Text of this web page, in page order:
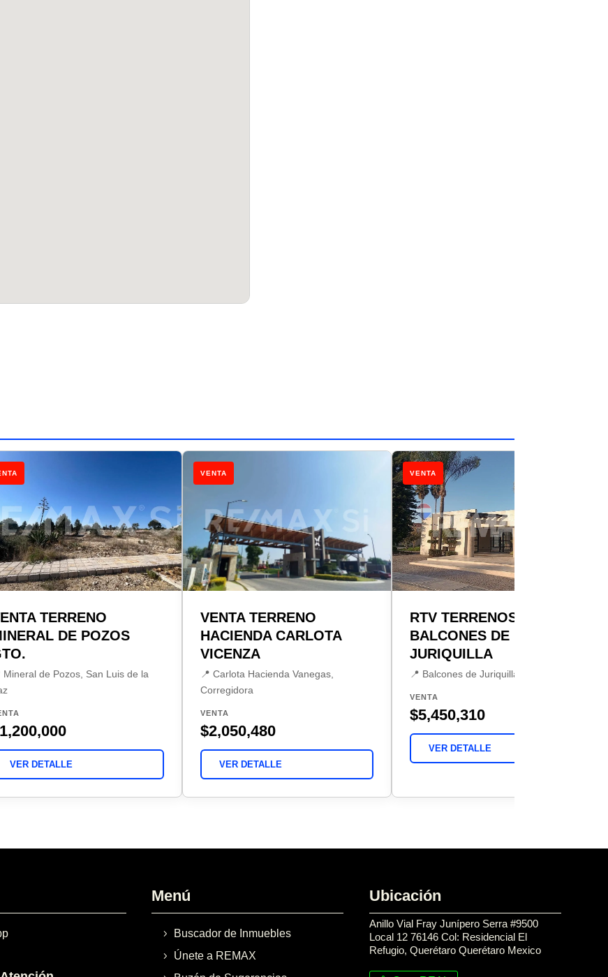
TERRENO
DE POZOS
Mineral de Pozos, San Luis de la
VER DETALLE
VENTA
VENTA TERRENO
HACIENDA CARLOTA
VICENZA
📍 Carlota Hacienda Vanegas,
Corregidora
VENTA
$2,050,480
VER DETALLE
VENTA
RTV TERRENOS VENTA
BALCONES DE
JURIQUILLA
📍 Balcones de Juriquilla, Querétaro
VENTA
$5,450,310
VER DETALLE
Menú
Buscador de Inmuebles
Únete a REMAX
Ubicación
Anillo Vial Fray Junípero Serra #9500
Local 12 76146 Col: Residencial El
Refugio, Querétaro Querétaro Mexico